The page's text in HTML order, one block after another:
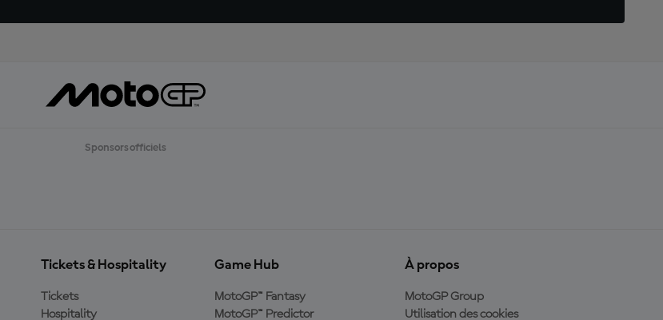
Sponsors officiels
Tickets & Hospitality
Tickets
Hospitality
Game Hub
MotoGP™ Fantasy
MotoGP™ Predictor
À propos
MotoGP Group
Utilisation des cookies